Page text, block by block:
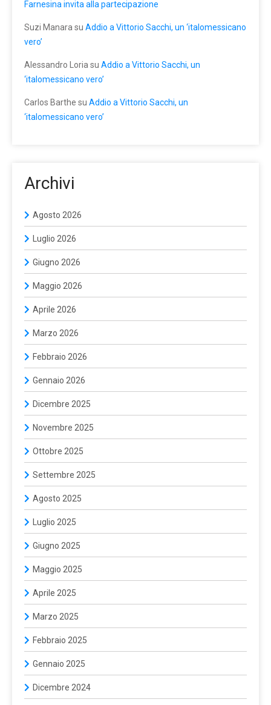
Farnesina invita alla partecipazione
Suzi Manara su Addio a Vittorio Sacchi, un ‘italomessicano
vero’
Alessandro Loria su Addio a Vittorio Sacchi, un
‘italomessicano vero’
Carlos Barthe su Addio a Vittorio Sacchi, un
‘italomessicano vero’
Archivi
Agosto 2026
Luglio 2026
Giugno 2026
Maggio 2026
Aprile 2026
Marzo 2026
Febbraio 2026
Gennaio 2026
Dicembre 2025
Novembre 2025
Ottobre 2025
Settembre 2025
Agosto 2025
Luglio 2025
Giugno 2025
Maggio 2025
Aprile 2025
Marzo 2025
Febbraio 2025
Gennaio 2025
Dicembre 2024